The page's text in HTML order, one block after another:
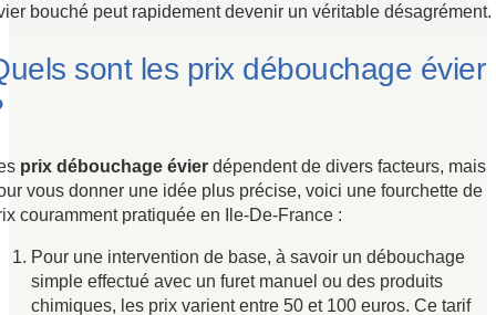
bouché peut rapidement devenir un véritable désagrément.
sont les prix débouchage évier
prix débouchage évier dépendent de divers facteurs, mais
vous donner une idée plus précise, voici une fourchette de
couramment pratiquée en Ile-De-France :
Pour une intervention de base, à savoir un débouchage
simple effectué avec un furet manuel ou des produits
chimiques, les prix varient entre 50 et 100 euros. Ce tarif